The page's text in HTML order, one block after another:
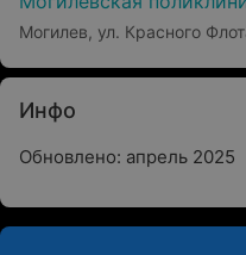
Могилев, ул. Красного
Инфо
Обновлено: апрель 2025